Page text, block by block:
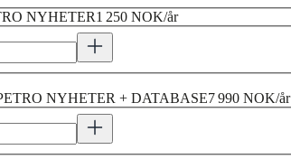
NYHETER1 250 NOK/år
NYHETER + DATABASE7 990 NOK/år